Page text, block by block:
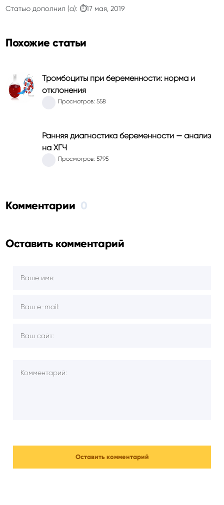
Статью дополнил (а): ⏱17 мая, 2019
Похожие статьи
Тромбоциты при беременности: норма и
отклонения
Просмотров: 558
Ранняя диагностика беременности — анализ
на ХГЧ
Просмотров: 5795
Комментарии 0
Оставить комментарий